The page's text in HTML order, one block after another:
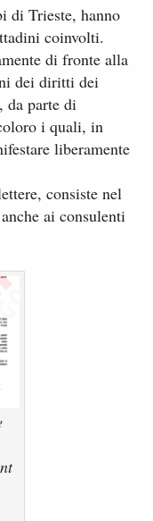
di Trieste, hanno
coinvolti.
di fronte alla
dei diritti dei
da parte di
i quali, in
liberamente
consiste nel
ai consulenti